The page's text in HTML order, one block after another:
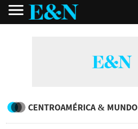
CENTROAMÉRICA & MUNDO